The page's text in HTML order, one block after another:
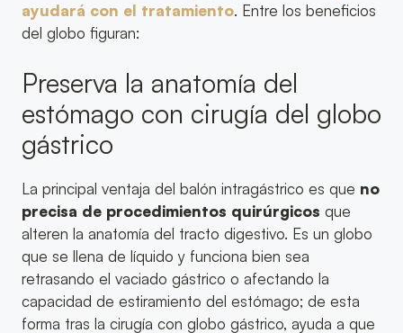
ayudará con el tratamiento. Entre los beneficios
del globo figuran:
Preserva la anatomía del
estómago con cirugía del globo
gástrico
La principal ventaja del balón intragástrico es que no
precisa de procedimientos quirúrgicos que
alteren la anatomía del tracto digestivo. Es un globo
que se llena de líquido y funciona bien sea
retrasando el vaciado gástrico o afectando la
capacidad de estiramiento del estómago; de esta
forma tras la cirugía con globo gástrico, ayuda a que